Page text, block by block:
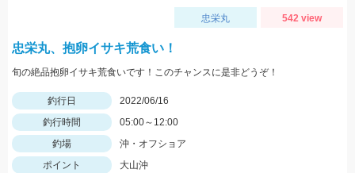
忠栄丸 542 view
忠栄丸、抱卵イサキ荒食い！
旬の絶品抱卵イサキ荒食いです！このチャンスに是非どうぞ！
釣行日
2022/06/16
釣行時間
05:00～12:00
釣場
沖・オフショア
ポイント
大山沖